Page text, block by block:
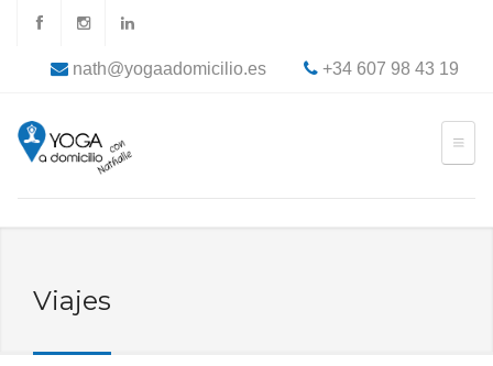
nath@yogaadomicilio.es +34 607 98 43 19
Viajes